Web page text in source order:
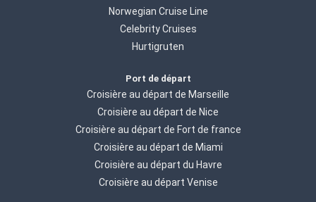
Norwegian Cruise Line
Celebrity Cruises
Hurtigruten
Port de départ
Croisière au départ de Marseille
Croisière au départ de Nice
Croisière au départ de Fort de france
Croisière au départ de Miami
Croisière au départ du Havre
Croisière au départ Venise